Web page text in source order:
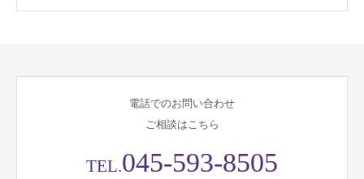
電話でのお問い合わせ
ご相談はこちら
TEL.045-593-8505